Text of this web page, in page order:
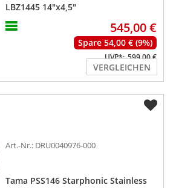
LBZ1445 14"x4,5"
545,00 €
Spare 54,00 € (9%)
UVP*: 599,00 €
VERGLEICHEN
Art.-Nr.: DRU0040976-000
Tama PSS146 Starphonic Stainless